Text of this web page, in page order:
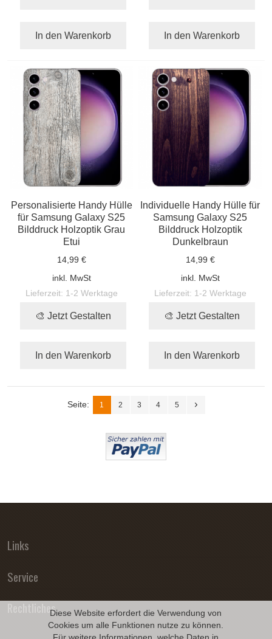
Diese Website erfordert die Verwendung von
Cookies um alle Funktionen nutze zu können.
In den Warenkorb In den Warenkorb
Personalisierte Handy Hülle
für Samsung Galaxy S25
Bilddruck Holzoptik Grau
Etui
14,99 €
inkl. MwSt
Lieferzeit: 1-2 Werktage
🎨 Jetzt Gestalten
In den Warenkorb
Individuelle Handy Hülle für
Samsung Galaxy S25
Bilddruck Holzoptik
Dunkelbraun
14,99 €
inkl. MwSt
Lieferzeit: 1-2 Werktage
🎨 Jetzt Gestalten
In den Warenkorb
Seite: 1 2 3 4 5
Links
Service
Rechtliches